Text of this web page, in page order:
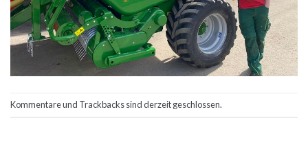
Kommentare und Trackbacks sind derzeit geschlossen.